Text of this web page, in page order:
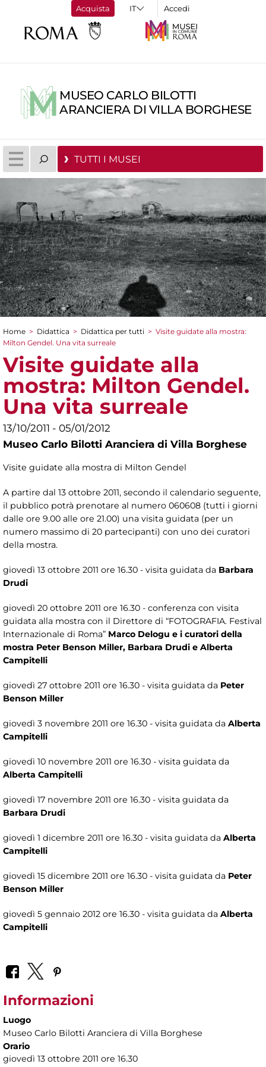
Acquista Accedi
MUSEO CARLO BILOTTI
ARANCIERA DI VILLA BORGHESE
TUTTI I MUSEI
Tu sei qui
Home > Didattica > Didattica per tutti > Visite guidate alla mostra:
Milton Gendel. Una vita surreale
Visite guidate alla
mostra: Milton Gendel.
Una vita surreale
13/10/2011 - 05/01/2012
Museo Carlo Bilotti Aranciera di Villa Borghese
Visite guidate alla mostra di Milton Gendel
A partire dal 13 ottobre 2011, secondo il calendario seguente,
il pubblico potrà prenotare al numero 060608 (tutti i giorni
dalle ore 9.00 alle ore 21.00) una visita guidata (per un
numero massimo di 20 partecipanti) con uno dei curatori
della mostra.
giovedì 13 ottobre 2011 ore 16.30 - visita guidata da Barbara
Drudi
giovedì 20 ottobre 2011 ore 16.30 - conferenza con visita
guidata alla mostra con il Direttore di “FOTOGRAFIA. Festival
Internazionale di Roma” Marco Delogu e i curatori della
mostra Peter Benson Miller, Barbara Drudi e Alberta
Campitelli
giovedì 27 ottobre 2011 ore 16.30 - visita guidata da Peter
Benson Miller
giovedì 3 novembre 2011 ore 16.30 - visita guidata da Alberta
Campitelli
giovedì 10 novembre 2011 ore 16.30 - visita guidata da
Alberta Campitelli
giovedì 17 novembre 2011 ore 16.30 - visita guidata da
Barbara Drudi
giovedì 1 dicembre 2011 ore 16.30 - visita guidata da Alberta
Campitelli
giovedì 15 dicembre 2011 ore 16.30 - visita guidata da Peter
Benson Miller
giovedì 5 gennaio 2012 ore 16.30 - visita guidata da Alberta
Campitelli
Informazioni
Luogo
Museo Carlo Bilotti Aranciera di Villa Borghese
Orario
giovedì 13 ottobre 2011 ore 16.30